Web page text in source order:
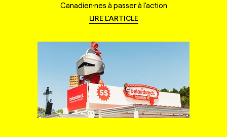
Canadien·nes à passer à l'action
LIRE L'ARTICLE